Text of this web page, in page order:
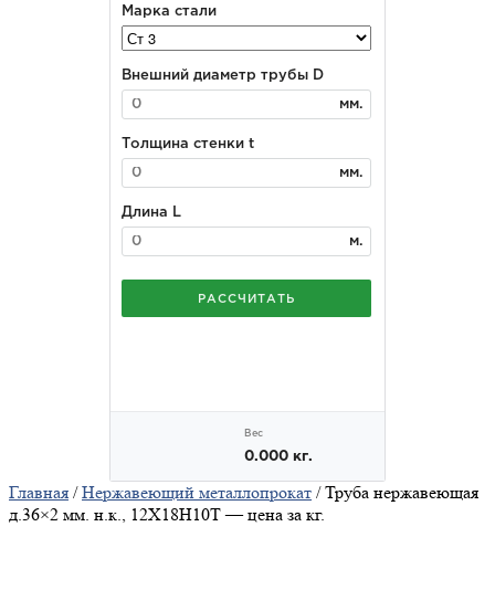
Главная /Нержавеющий металлопрокат / Труба нержавеющая
д.36×2 мм. н.к., 12Х18Н10Т — цена за кг.